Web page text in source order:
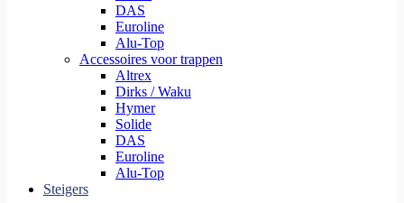
DAS
Euroline
Alu-Top
Accessoires voor trappen
Altrex
Dirks / Waku
Hymer
Solide
DAS
Euroline
Alu-Top
Steigers